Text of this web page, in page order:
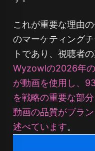
これが重要な理由
のマーケティング
トであり、視聴者
Wyzowlの2026年
が動画を使用し、
を戦略の重要な部
動画の品質がブラ
述べています。